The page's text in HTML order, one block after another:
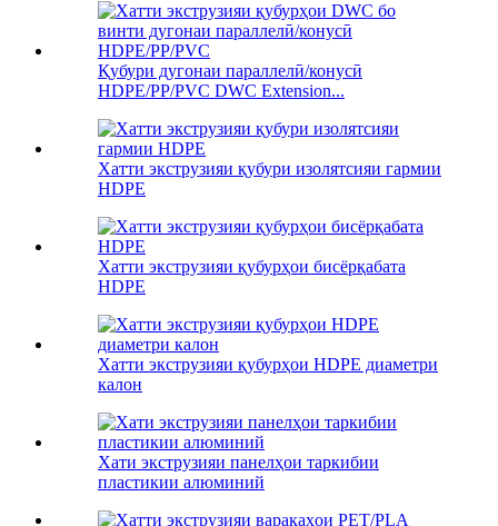
Қубури дугонаи параллелӣ/конусӣ
HDPE/PP/PVC DWC Extension...
Хатти экструзияи қубури изолятсияи гармии
HDPE
Хатти экструзияи қубурҳои бисёрқабата
HDPE
Хатти экструзияи қубурҳои HDPE диаметри
калон
Хати экструзияи панелҳои таркибии
пластикии алюминий